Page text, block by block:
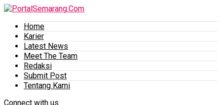
Home
Karier
Latest News
Meet The Team
Redaksi
Submit Post
Tentang Kami
Connect with us